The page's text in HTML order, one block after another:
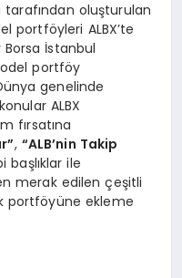
tarafından oluşturulan
portföyleri ALBX’te
Borsa İstanbul
portföy
genelinde
ALBX
fırsatına
, “ALB’nin Takip
başlıklar ile
merak edilen çeşitli
portföyüne ekleme